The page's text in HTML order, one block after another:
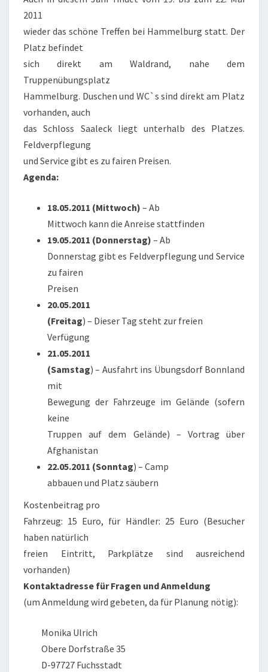
2011
wieder das schöne Treffen bei Hammelburg statt. Der
Platz befindet
sich direkt am Waldrand, nahe dem
Truppenübungsplatz
Hammelburg. Duschen und WC`s sind direkt am Platz
vorhanden, auch
das Schloss Saaleck liegt unterhalb des Platzes.
Feldverpflegung
und Service gibt es zu fairen Preisen.
Agenda:
18.05.2011 (Mittwoch) – Ab
Mittwoch kann die Anreise stattfinden
19.05.2011 (Donnerstag) – Ab
Donnerstag gibt es Feldverpflegung und Service
zu fairen
Preisen
20.05.2011
(Freitag) – Dieser Tag steht zur freien
Verfügung
21.05.2011
(Samstag) – Ausfahrt ins Übungsdorf Bonnland
mit
Bewegung der Fahrzeuge im Gelände (sofern
keine
Truppen auf dem Gelände) – Vortrag über
Afghanistan
22.05.2011 (Sonntag) – Camp
abbauen und Platz säubern
Kostenbeitrag pro
Fahrzeug: 15 Euro, für Händler: 25 Euro (Besucher
haben natürlich
freien Eintritt, Parkplätze sind ausreichend
vorhanden)
Kontaktadresse für Fragen und Anmeldung
(um Anmeldung wird gebeten, da für Planung nötig):
Monika Ulrich
Obere Dorfstraße 35
D-97727 Fuchsstadt